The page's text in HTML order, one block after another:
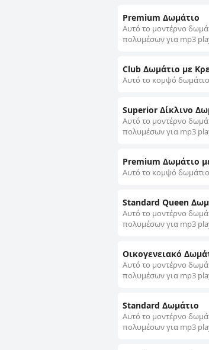
Premium Δωμάτιο
Αυτό το μοντέρνο
πολυμέσων για mp3
Club Δωμάτιο με
Αυτό το κομψό
Superior Δίκλινο
Αυτό το μοντέρνο
πολυμέσων για mp3
Premium Δωμάτιο
Αυτό το κομψό
Standard Queen
Αυτό το μοντέρνο
πολυμέσων για mp3
Οικογενειακό
Αυτό το μοντέρνο
πολυμέσων για mp3
Standard Δωμάτιο
Αυτό το μοντέρνο
πολυμέσων για mp3